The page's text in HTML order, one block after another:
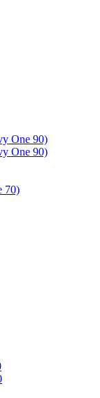
One 90)
One 90)
70)